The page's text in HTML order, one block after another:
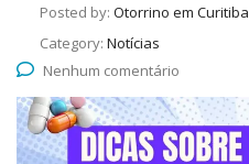
Posted by: Otorrino em Curitiba
Category: Notícias
Nenhum comentário